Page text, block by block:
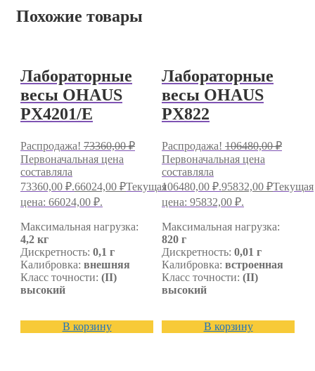
Похожие товары
Лабораторные
весы OHAUS
PX4201/E
Распродажа! 73360,00₽
Первоначальная цена
составляла
73360,00 ₽.66024,00 ₽Текущая
цена: 66024,00 ₽.
Максимальная нагрузка:
4,2 кг
Дискретность: 0,1 г
Калибровка: внешняя
Класс точности: (II)
высокий
В корзину
Лабораторные
весы OHAUS
PX822
Распродажа! 106480,00₽
Первоначальная цена
составляла
106480,00 ₽.95832,00 ₽Текущая
цена: 95832,00 ₽.
Максимальная нагрузка:
820 г
Дискретность: 0,01 г
Калибровка: встроенная
Класс точности: (II)
высокий
В корзину